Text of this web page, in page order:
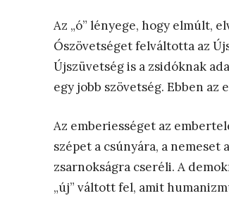
Az „ó” lényege, hogy elmúlt,
Ószövetséget felváltotta az
Újszüvetség is a zsidóknak
egy jobb szövetség. Ebben az
Az emberiességet az
szépet a csúnyára, a nemeset
zsarnokságra cseréli. A
„új” váltott fel, amit